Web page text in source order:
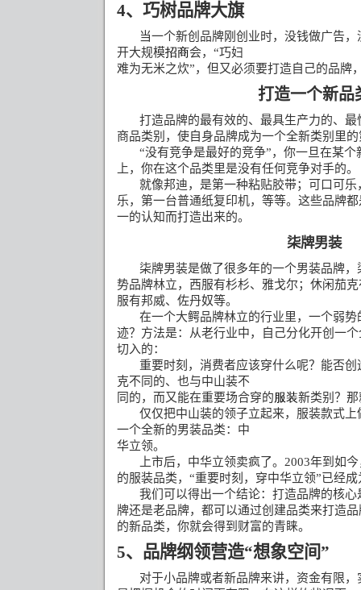
4、巧树品牌大旗
当一个新创品牌刚创业时，没钱做广告
开大规模招商会， “巧妇
难为无米之炊”，但又必须要打造自己的品牌
打造一个新品
打造品牌的最有效的、最具生产力的、
商品类别，使自身品牌成为一个全新类别里
“没有竞争是最好的竞争”，你一旦在某
上，你在这个品类里是没有任何竞争对手的。
就像邦迪，是第一种粘贴胶带；可口可
乐，第一台普通纸复印机，等等。这些品牌
一的认知而打造出来的。
柒牌男装
柒牌男装是做了很多年的一个男装品牌
势品牌林立，西服有杉杉、雅戈尔；休闲茄
服有邦威、佐丹奴等。
在一个大鳄品牌林立的行业里，一个弱
迹？方法是：从老行业中，自己分化开创一
切入的：
重要时刻，消费者应该穿什么呢？能否
克不同的、也与中山装不
同的，而又能在重要场合穿的 服装新类别？
仅仅把中山装的领子立起来，服装款式
一个全新的男装品类：中
华立领。
上市后，中华立领卖疯了。 2003年到如
的服装品类， “重要时刻，穿中华立领”已经
我们可以得出一个结论：打造品牌的核
牌还是老品牌，都可以通过创建品类来打造
的新品类，你就会得到财富的青睐。
5、品牌纲领营造“想象空间”
对于小品牌或者新品牌来讲，资金有限